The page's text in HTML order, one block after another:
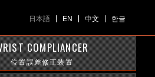
日本語 EN 中文 한글
COMPLIANCER
位置誤差修正装置